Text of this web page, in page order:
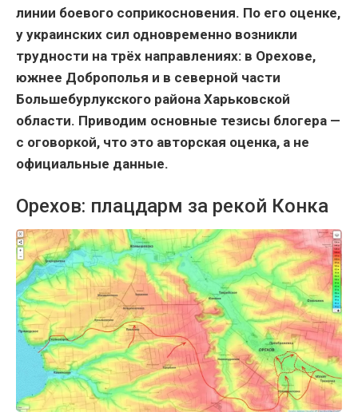
линии боевого соприкосновения. По его оценке,
у украинских сил одновременно возникли
трудности на трёх направлениях: в Орехове,
южнее Доброполья и в северной части
Большебурлукского района Харьковской
области. Приводим основные тезисы блогера —
с оговоркой, что это авторская оценка, а не
официальные данные.
Орехов: плацдарм за рекой Конка